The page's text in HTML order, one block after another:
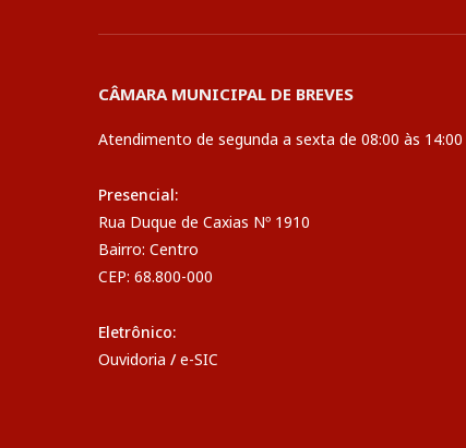
CÂMARA MUNICIPAL DE BREVES
Atendimento de segunda a sexta de 08:00 às 14:00
Presencial:
Rua Duque de Caxias Nº 1910
Bairro: Centro
CEP: 68.800-000
Eletrônico:
Ouvidoria / e-SIC